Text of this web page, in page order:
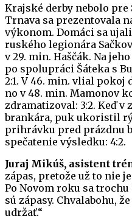
Krajské derby nebolo
Trnava sa prezentovala
výkonom. Domáci sa
ruského legionára
v 29. min. Haščák. Na
po spolupráci Šáteka s
2:1. V 46. min. vlial pokoj
no v 48. min. Mamonov
zdramatizoval: 3:2. Keď v
brankára, puk ukoristil
prihrávku pred prázdnu
spečatenie výsledku: 4:2.
Juraj Mikúš, asistent
zápas, pretože už to nie
Po Novom roku sa
sú zápasy. Chvalabohu,
udržať.“